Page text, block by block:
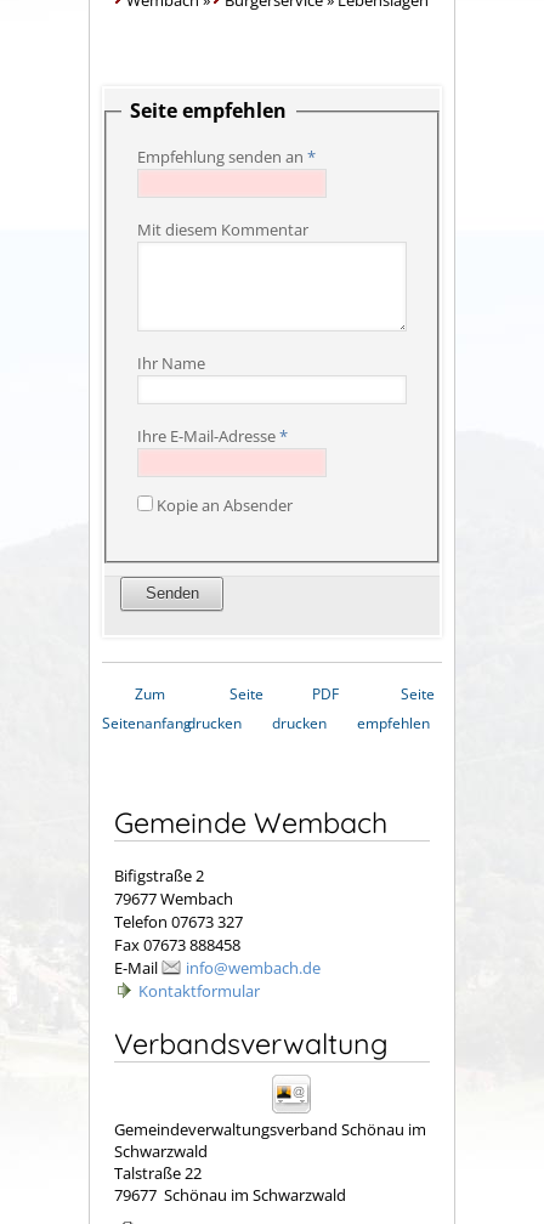
Seite empfehlen
Empfehlung senden an *
Mit diesem Kommentar
Ihr Name
Ihre E-Mail-Adresse*
Kopie an Absender
Zum
Seitenanfang
Seite
drucken
PDF
drucken
Seite
empfehlen
Gemeinde Wembach
Bifigstraße 2
79677 Wembach
Telefon 07673 327
Fax 07673 888458
E-Mail
info@wembach.de
Kontaktformular
Verbandsverwaltung
Gemeindeverwaltungsverband Schönau im
Schwarzwald
Talstraße 22
79677 Schönau im Schwarzwald